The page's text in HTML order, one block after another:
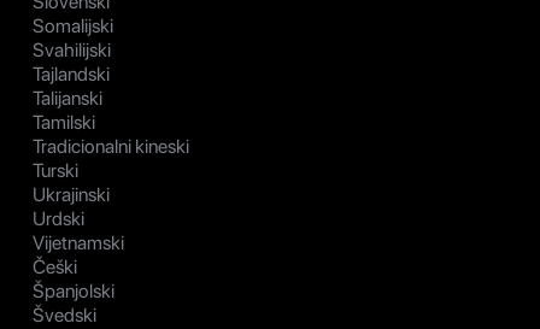
Somalijski
Svahilijski
Tajlandski
Talijanski
Tamilski
Tradicionalni kineski
Turski
Ukrajinski
Urdski
Vijetnamski
Češki
Španjolski
Švedski